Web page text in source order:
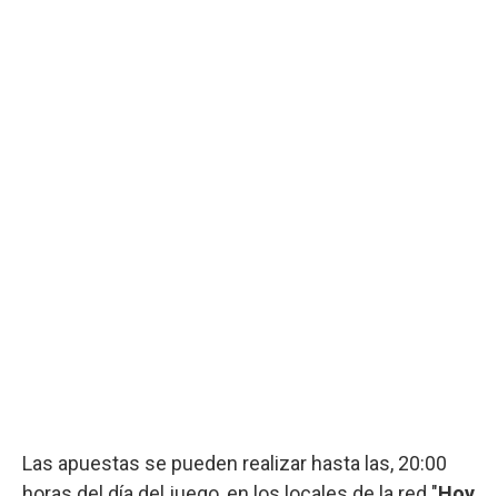
Las apuestas se pueden realizar hasta las, 20:00